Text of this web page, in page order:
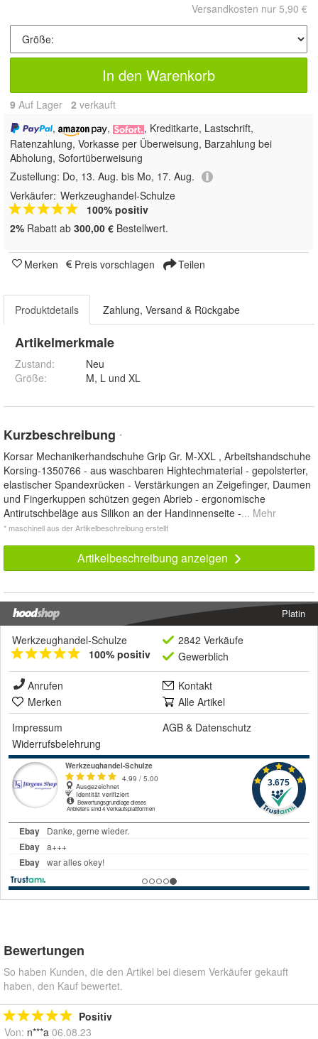
Versandkosten nur 5,90 €
In den Warenkorb
9 Auf Lager 2 verkauft
,
,
, Kreditkarte, Lastschrift,
Ratenzahlung, Vorkasse per Überweisung, Barzahlung bei
Abholung, Sofortüberweisung
Zustellung: Do, 13. Aug. bis Mo, 17. Aug.
Verkäufer: Werkzeughandel-Schulze
100% positiv
2% Rabatt ab 300,00 € Bestellwert.
Merken Preis vorschlagen Teilen
Produktdetails Zahlung, Versand & Rückgabe
Artikelmerkmale
Zustand:
Neu
Größe: M, L und XL
Kurzbeschreibung *
Korsar Mechanikerhandschuhe Grip Gr. M-XXL , Arbeitshandschuhe
Korsing-1350766 - aus waschbaren Hightechmaterial - gepolsterter,
elastischer Spandexrücken - Verstärkungen an Zeigefinger, Daumen
und Fingerkuppen schützen gegen Abrieb - ergonomische
Antirutschbeläge aus Silikon an der Handinnenseite -... Mehr
* maschinell aus der Artikelbeschreibung erstellt
Artikelbeschreibung anzeigen
Platin
Werkzeughandel-Schulze
100% positiv
2842 Verkäufe
Gewerblich
Anrufen
Kontakt
Merken
Alle Artikel
Impressum
AGB & Datenschutz
Widerrufsbelehrung
Bewertungen
So haben Kunden, die den Artikel bei diesem Verkäufer gekauft
haben, den Kauf bewertet.
Positiv
Von: n***a 06.08.23